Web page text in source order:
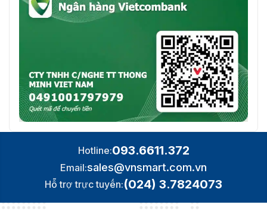
Hotline:093.6611.372
Email:sales@vnsmart.com.vn
Hỗ trợ trực tuyến:(024) 3.7824073